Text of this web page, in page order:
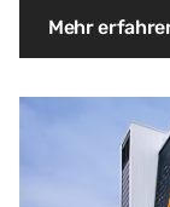
Mehr